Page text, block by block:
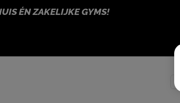
ÉN ZAKELIJKE GYMS!